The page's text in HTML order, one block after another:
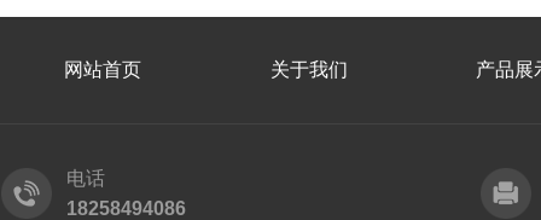
网站首页 关于我们 产品展
电话
18258494086